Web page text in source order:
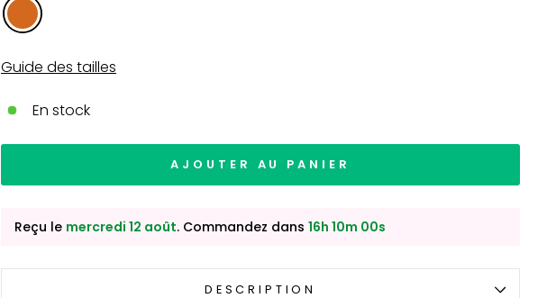
Guide des tailles
En stock
AJOUTER AU PANIER
Reçu le mercredi 12 août. Commandez dans 16h 09m 59s
DESCRIPTION